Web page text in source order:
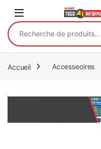
Open
Recherche pour :
Accueil Accesseoires